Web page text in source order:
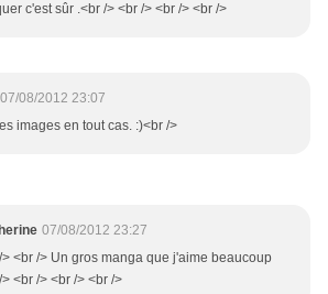
c'est sûr .<br /> <br /> <br /> <br />
07/08/2012 23:07
images en tout cas. :)<br />
07/08/2012 23:27
> <br /> Un gros manga que j'aime beaucoup
<br /> <br /> <br />